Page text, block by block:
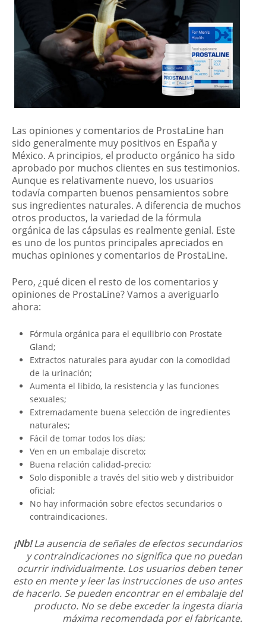
Las opiniones y comentarios de ProstaLine han
sido generalmente muy positivos en España y
México. A principios, el producto orgánico ha sido
aprobado por muchos clientes en sus testimonios.
Aunque es relativamente nuevo, los usuarios
todavía comparten buenos pensamientos sobre
sus ingredientes naturales. A diferencia de muchos
otros productos, la variedad de la fórmula
orgánica de las cápsulas es realmente genial. Este
es uno de los puntos principales apreciados en
muchas opiniones y comentarios de ProstaLine.
Pero, ¿qué dicen el resto de los comentarios y
opiniones de ProstaLine? Vamos a averiguarlo
ahora:
Fórmula orgánica para el equilibrio con Prostate
Gland;
Extractos naturales para ayudar con la comodidad
de la urinación;
Aumenta el libido, la resistencia y las funciones
sexuales;
Extremadamente buena selección de ingredientes
naturales;
Fácil de tomar todos los días;
Ven en un embalaje discreto;
Buena relación calidad-precio;
Solo disponible a través del sitio web y distribuidor
oficial;
No hay información sobre efectos secundarios o
contraindicaciones.
¡Nb!La ausencia de señales de efectos secundarios
y contraindicaciones no significa que no puedan
ocurrir individualmente. Los usuarios deben tener
esto en mente y leer las instrucciones de uso antes
de hacerlo. Se pueden encontrar en el embalaje del
producto. No se debe exceder la ingesta diaria
máxima recomendada por el fabricante.